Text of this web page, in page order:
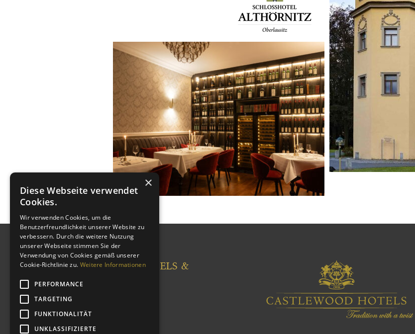
CASTLEWOOD HOTELS &
RESORTS
Über Castlewood
Karriere
Newsletter
×
Diese Webseite verwendet
Cookies.
Wir verwenden Cookies, um die
Benutzerfreundlichkeit unserer Website zu
verbessern. Durch die weitere Nutzung
unserer Webseite stimmen Sie der
Verwendung von Cookies gemäß unserer
Cookie-Richtlinie zu. Weitere Informationen
PERFORMANCE
TARGETING
FUNKTIONALITÄT
UNKLASSIFIZIERTE